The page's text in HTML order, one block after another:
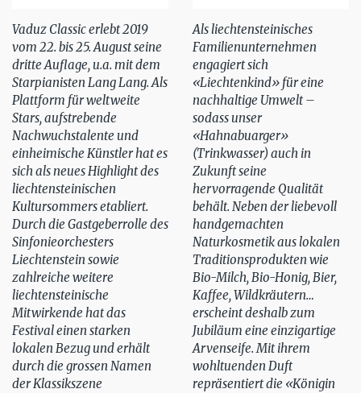
Vaduz Classic erlebt 2019
vom 22. bis 25. August seine
dritte Auflage, u.a. mit dem
Starpianisten Lang Lang. Als
Plattform für weltweite
Stars, aufstrebende
Nachwuchstalente und
einheimische Künstler hat es
sich als neues Highlight des
liechtensteinischen
Kultursommers etabliert.
Durch die Gastgeberrolle des
Sinfonieorchesters
Liechtenstein sowie
zahlreiche weitere
liechtensteinische
Mitwirkende hat das
Festival einen starken
lokalen Bezug und erhält
durch die grossen Namen
der Klassikszene
Als liechtensteinisches
Familienunternehmen
engagiert sich
«Liechtenkind» für eine
nachhaltige Umwelt –
sodass unser
«Hahnabuarger»
(Trinkwasser) auch in
Zukunft seine
hervorragende Qualität
behält. Neben der liebevoll
handgemachten
Naturkosmetik aus lokalen
Traditionsprodukten wie
Bio-Milch, Bio-Honig, Bier,
Kaffee, Wildkräutern…
erscheint deshalb zum
Jubiläum eine einzigartige
Arvenseife. Mit ihrem
wohltuenden Duft
repräsentiert die «Königin